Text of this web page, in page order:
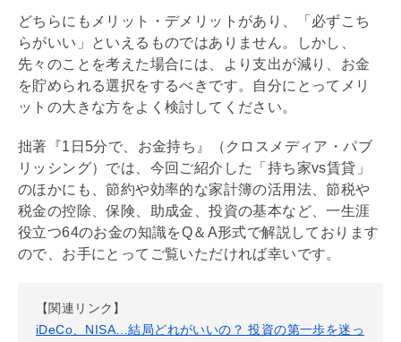
どちらにもメリット・デメリットがあり、「必ずこち
らがいい」といえるものではありません。しかし、
先々のことを考えた場合には、より支出が減り、お金
を貯められる選択をするべきです。自分にとってメリ
ットの大きな方をよく検討してください。
拙著『1日5分で、お金持ち』（クロスメディア・パブ
リッシング）では、今回ご紹介した「持ち家vs賃貸」
のほかにも、節約や効率的な家計簿の活用法、節税や
税金の控除、保険、助成金、投資の基本など、一生涯
役立つ64のお金の知識をQ＆A形式で解説しております
ので、お手にとってご覧いただければ幸いです。
【関連リンク】
iDeCo、NISA…結局どれがいいの？ 投資の第一歩を迷っ